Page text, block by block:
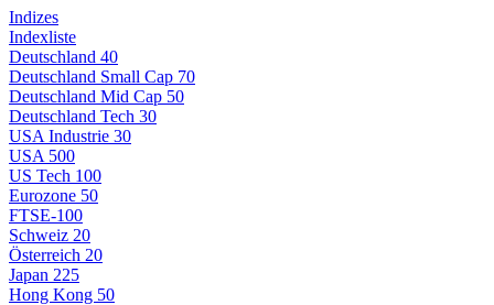
Indizes
Indexliste
Deutschland 40
Deutschland Small Cap 70
Deutschland Mid Cap 50
Deutschland Tech 30
USA Industrie 30
USA 500
US Tech 100
Eurozone 50
FTSE-100
Schweiz 20
Österreich 20
Japan 225
Hong Kong 50